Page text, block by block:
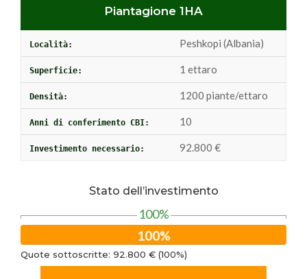
Piantagione 1HA
Località: Peshkopi (Albania)
Superficie: 1 ettaro
Densità: 1200 piante/ettaro
Anni di conferimento CBI: 10
Investimento necessario: 92.800 €
Stato dell’investimento
100%
100%
Quote sottoscritte: 92.800 € (100%)